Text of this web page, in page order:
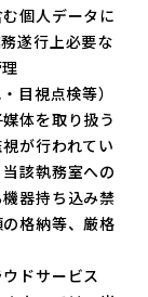
個人データに
遂行上必要な
目視点検等）
体を取り扱う
が行われてい
該執務室への
器持ち込み禁
格納等、厳格
ドサービス